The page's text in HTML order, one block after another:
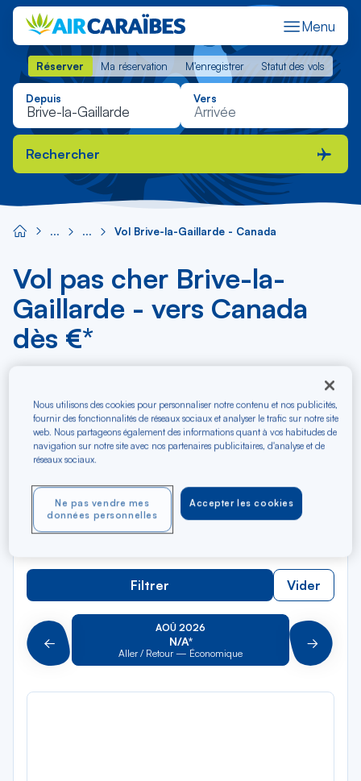
Menu
Réserver Ma réservation M'enregistrer Statut des vols
Réserver Ma réservation M'enregistrer Statut des vols
Depuis Vers
Rechercher
Vol Brive-la-Gaillarde - Canada
Vol pas cher Brive-la-
Gaillarde - vers Canada
dès €*
Depuis
Brive-la-Gaillarde
la
Vers
Type de trajet
Filtrer Vider
Précédent
AOÛ 2026
N/A*
Aller / Retour — Économique Suivant
Nous utilisons des cookies pour personnaliser notre contenu et nos publicités,
fournir des fonctionnalités de réseaux sociaux et analyser le trafic sur notre site
web. Nous partageons également des informations quant à vos habitudes de
navigation sur notre site avec nos partenaires publicitaires, d'analyse et de
réseaux sociaux.
Accepter les cookies
Ne pas vendre mes
données personnelles